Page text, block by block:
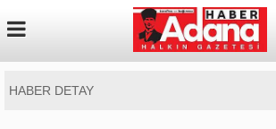
HABER DETAY